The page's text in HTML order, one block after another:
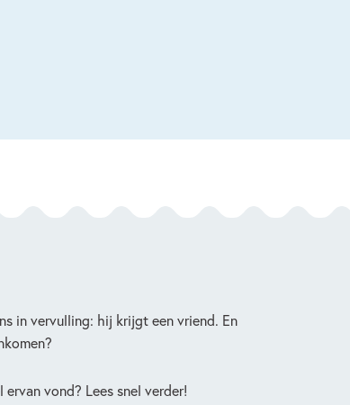
in vervulling: hij krijgt een vriend. En
vond? Lees snel verder!